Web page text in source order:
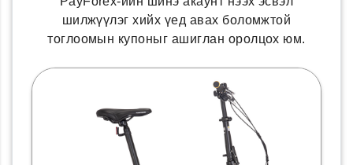
шилжүүлэг хийх үед авах боломжтой
тоглоомын купоныг ашиглан оролцох юм.